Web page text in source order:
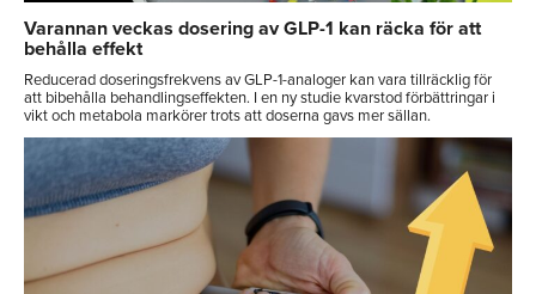
Varannan veckas dosering av GLP-1 kan räcka för att
behålla effekt
Reducerad doseringsfrekvens av GLP-1-analoger kan vara tillräcklig för
att bibehålla behandlingseffekten. I en ny studie kvarstod förbättringar i
vikt och metabola markörer trots att doserna gavs mer sällan.